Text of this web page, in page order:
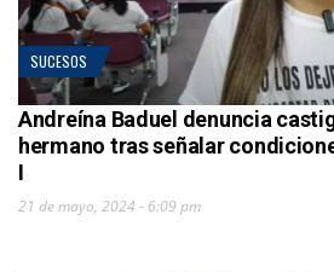
SUCESOS
Andreína Baduel denuncia
hermano tras señalar
I
21 de mayo, 2024 - 6:09 pm